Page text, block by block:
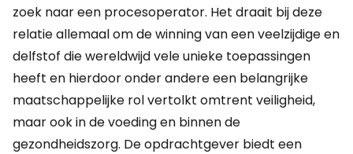
zoek naar een procesoperator. Het draait bij deze
relatie allemaal om de winning van een veelzijdige en
delfstof die wereldwijd vele unieke toepassingen
heeft en hierdoor onder andere een belangrijke
maatschappelijke rol vertolkt omtrent veiligheid,
maar ook in de voeding en binnen de
gezondheidszorg. De opdrachtgever biedt een